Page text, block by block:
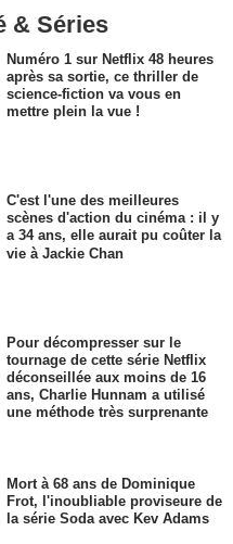
& Séries
Numéro 1 sur Netflix 48 heures
après sa sortie, ce thriller de
science-fiction va vous en
mettre plein la vue !
C'est l'une des meilleures
scènes d'action du cinéma : il y
a 34 ans, elle aurait pu coûter la
vie à Jackie Chan
Pour décompresser sur le
tournage de cette série Netflix
déconseillée aux moins de 16
ans, Charlie Hunnam a utilisé
une méthode très surprenante
Mort à 68 ans de Dominique
Frot, l'inoubliable proviseure de
la série Soda avec Kev Adams